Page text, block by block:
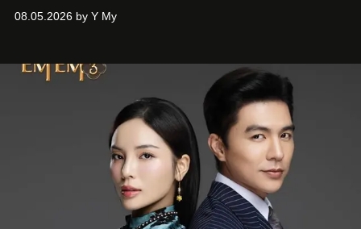
phẩm múa đương đại thành hiện thực, mang tên Lắng
08.05.2026 by Y My